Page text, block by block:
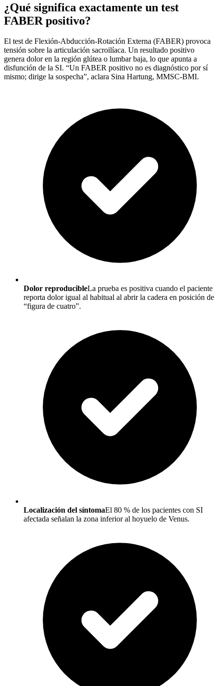
¿Qué significa exactamente un test
FABER positivo?
El test de Flexión-Abducción-Rotación Externa (FABER) provoca
tensión sobre la articulación sacroilíaca. Un resultado positivo
genera dolor en la región glútea o lumbar baja, lo que apunta a
disfunción de la SI. “Un FABER positivo no es diagnóstico por sí
mismo; dirige la sospecha”, aclara Sina Hartung, MMSC-BMI.
Dolor reproducibleLa prueba es positiva cuando el paciente
reporta dolor igual al habitual al abrir la cadera en posición de
“figura de cuatro”.
Localización del síntomaEl 80 % de los pacientes con SI
afectada señalan la zona inferior al hoyuelo de Venus.